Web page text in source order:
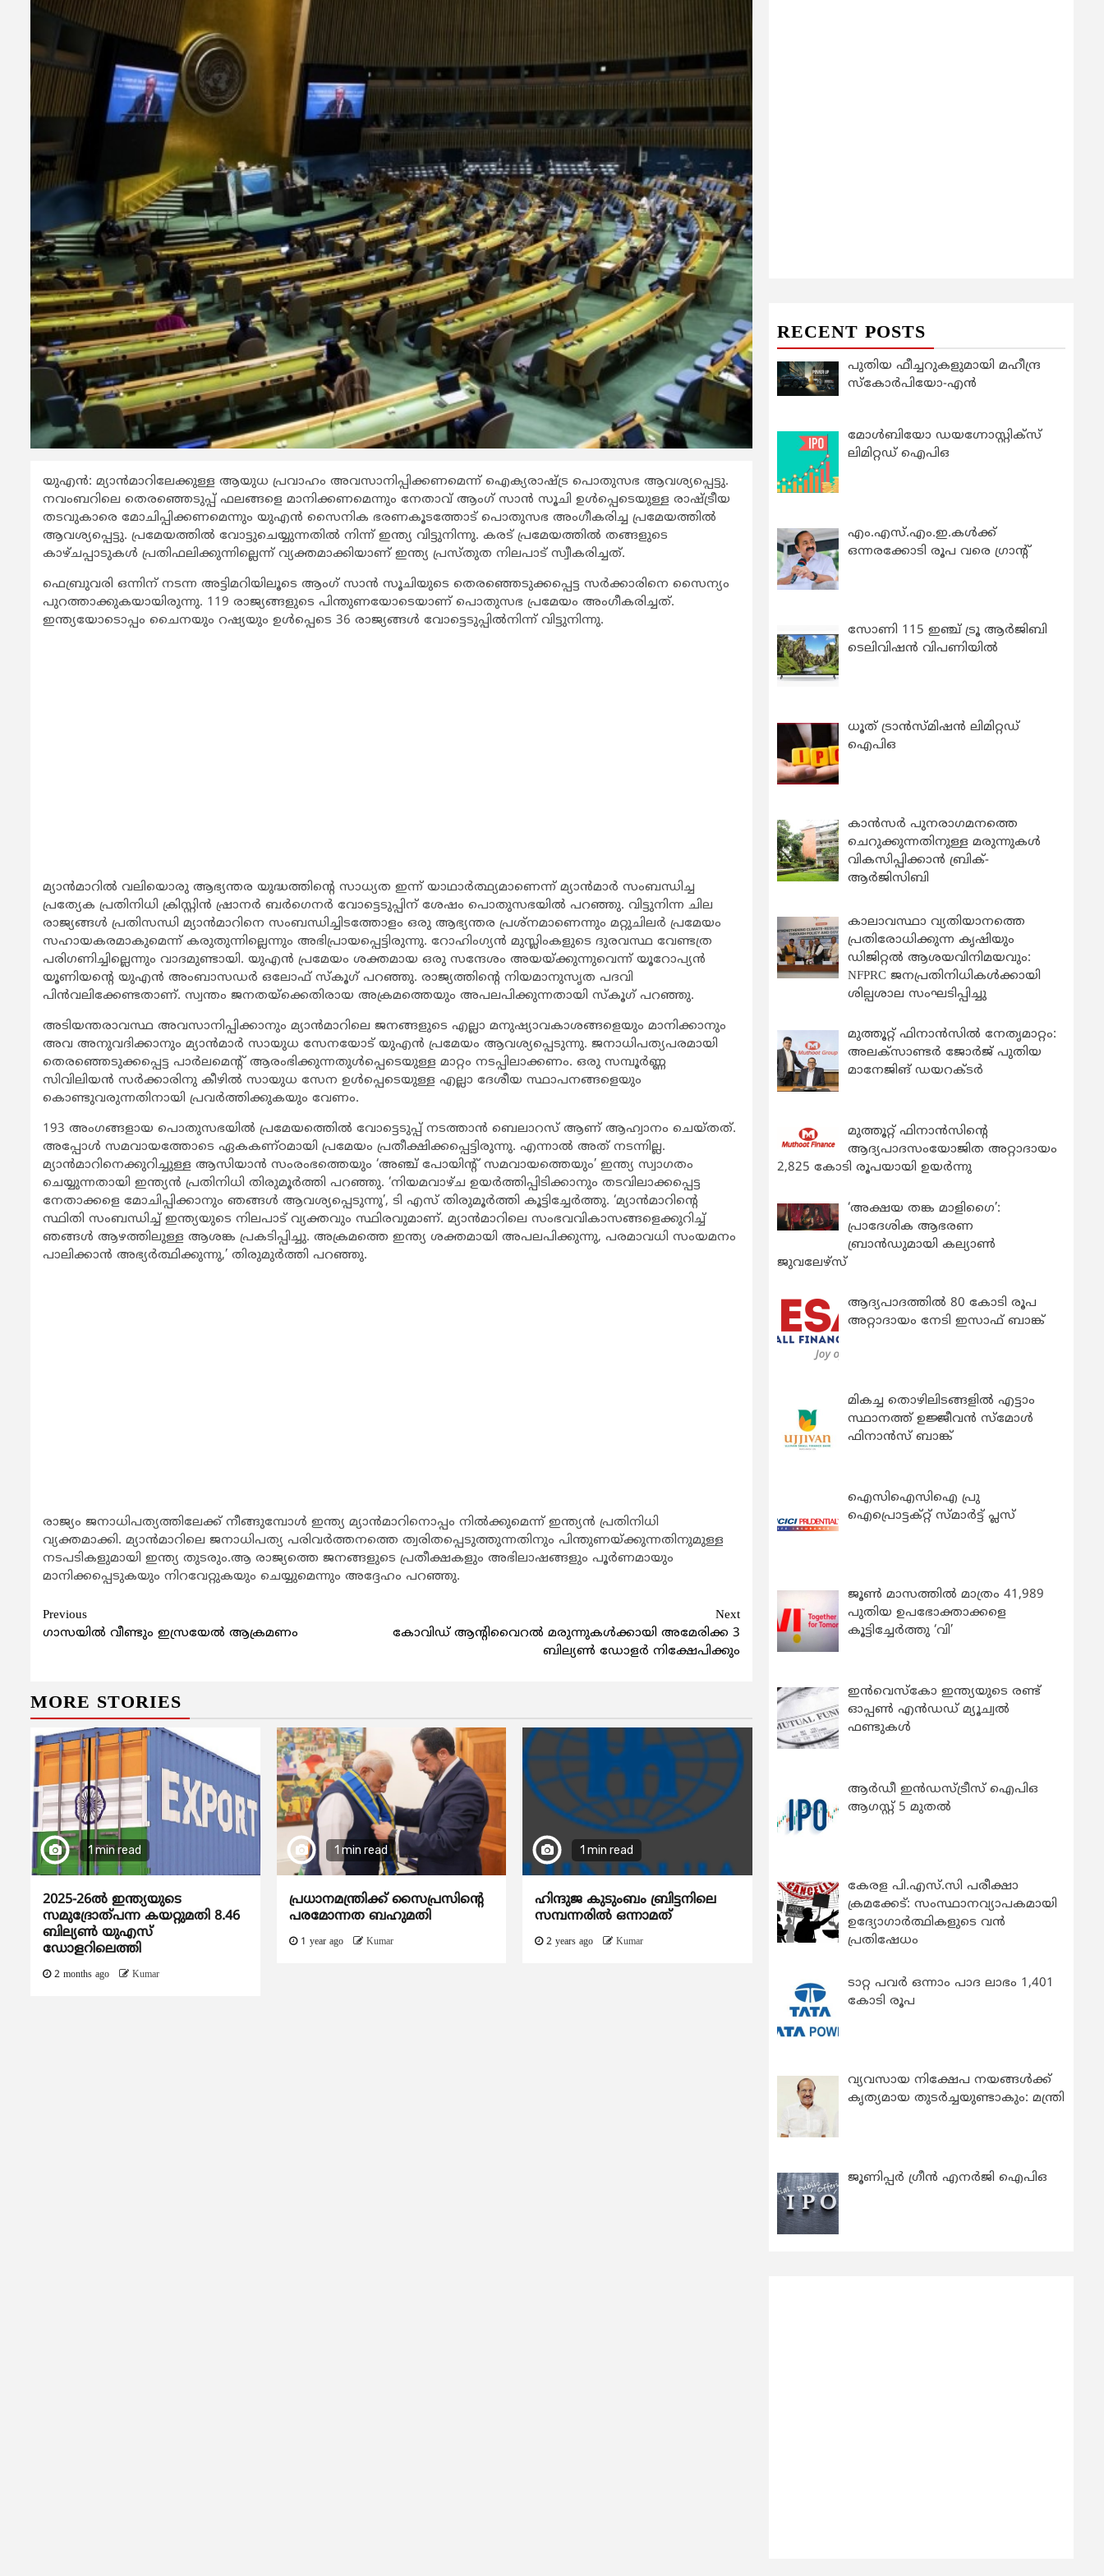
യുഎന്‍: മ്യാന്‍മാറിലേക്കുള്ള ആയുധ പ്രവാഹം അവസാനിപ്പിക്കണമെന്ന് ഐക്യരാഷ്ട്ര പൊതുസഭ ആവശ്യപ്പെട്ടു.
നവംബറിലെ തെരഞ്ഞെടുപ്പ് ഫലങ്ങളെ മാനിക്കണമെന്നും നേതാവ് ആംഗ് സാന്‍ സൂചി ഉള്‍പ്പെടെയുള്ള രാഷ്ട്രീയ
തടവുകാരെ മോചിപ്പിക്കണമെന്നും യുഎന്‍ സൈനിക ഭരണകൂടത്തോട് പൊതുസഭ അംഗീകരിച്ച പ്രമേയത്തില്‍
ആവശ്യപ്പെട്ടു. പ്രമേയത്തില്‍ വോട്ടുചെയ്യുന്നതില്‍ നിന്ന് ഇന്ത്യ വിട്ടുനിന്നു. കരട് പ്രമേയത്തില്‍ തങ്ങളുടെ
കാഴ്ചപ്പാടുകള്‍ പ്രതിഫലിക്കുന്നില്ലെന്ന് വ്യക്തമാക്കിയാണ് ഇന്ത്യ പ്രസ്തുത നിലപാട് സ്വീകരിച്ചത്.
ഫെബ്രുവരി ഒന്നിന് നടന്ന അട്ടിമറിയിലൂടെ ആംഗ് സാന്‍ സൂചിയുടെ തെരഞ്ഞെടുക്കപ്പെട്ട സര്‍ക്കാരിനെ സൈന്യം
പുറത്താക്കുകയായിരുന്നു. 119 രാജ്യങ്ങളുടെ പിന്തുണയോടെയാണ് പൊതുസഭ പ്രമേയം അംഗീകരിച്ചത്.
ഇന്ത്യയോടൊപ്പം ചൈനയും റഷ്യയും ഉള്‍പ്പെടെ 36 രാജ്യങ്ങള്‍ വോട്ടെടുപ്പില്‍നിന്ന് വിട്ടുനിന്നു.
മ്യാന്‍മാറില്‍ വലിയൊരു ആഭ്യന്തര യുദ്ധത്തിന്‍റെ സാധ്യത ഇന്ന് യാഥാര്‍ത്ഥ്യമാണെന്ന് മ്യാന്‍മാര്‍ സംബന്ധിച്ച
പ്രത്യേക പ്രതിനിധി ക്രിസ്റ്റിന്‍ ഷ്രാനര്‍ ബര്‍ഗെനര്‍ വോട്ടെടുപ്പിന് ശേഷം പൊതുസഭയില്‍ പറഞ്ഞു. വിട്ടുനിന്ന ചില
രാജ്യങ്ങള്‍ പ്രതിസന്ധി മ്യാന്‍മാറിനെ സംബന്ധിച്ചിടത്തോളം ഒരു ആഭ്യന്തര പ്രശ്നമാണെന്നും മറ്റുചിലര്‍ പ്രമേയം
സഹായകരമാകുമെന്ന് കരുതുന്നില്ലെന്നും അഭിപ്രായപ്പെട്ടിരുന്നു. റോഹിംഗ്യന്‍ മുസ്ലിംകളുടെ ദുരവസ്ഥ വേണ്ടത്ര
പരിഗണിച്ചില്ലെന്നും വാദമുണ്ടായി. യുഎന്‍ പ്രമേയം ശക്തമായ ഒരു സന്ദേശം അയയ്ക്കുന്നുവെന്ന് യൂറോപ്യന്‍
യൂണിയന്‍റെ യുഎന്‍ അംബാസഡര്‍ ഒലോഫ് സ്കൂഗ് പറഞ്ഞു. രാജ്യത്തിന്‍റെ നിയമാനുസൃത പദവി
പിന്‍വലിക്കേണ്ടതാണ്. സ്വന്തം ജനതയ്ക്കെതിരായ അക്രമത്തെയും അപലപിക്കുന്നതായി സ്കൂഗ് പറഞ്ഞു.
അടിയന്തരാവസ്ഥ അവസാനിപ്പിക്കാനും മ്യാന്‍മാറിലെ ജനങ്ങളുടെ എല്ലാ മനുഷ്യാവകാശങ്ങളെയും മാനിക്കാനും
അവ അനുവദിക്കാനും മ്യാന്‍മാര്‍ സായുധ സേനയോട് യുഎന്‍ പ്രമേയം ആവശ്യപ്പെടുന്നു. ജനാധിപത്യപരമായി
തെരഞ്ഞെടുക്കപ്പെട്ട പാര്‍ലമെന്‍റ് ആരംഭിക്കുന്നതുള്‍പ്പെടെയുള്ള മാറ്റം നടപ്പിലാക്കണം. ഒരു സമ്പൂര്‍ണ്ണ
സിവിലിയന്‍ സര്‍ക്കാരിനു കീഴില്‍ സായുധ സേന ഉള്‍പ്പെടെയുള്ള എല്ലാ ദേശീയ സ്ഥാപനങ്ങളെയും
കൊണ്ടുവരുന്നതിനായി പ്രവര്‍ത്തിക്കുകയും വേണം.
193 അംഗങ്ങളായ പൊതുസഭയില്‍ പ്രമേയത്തെില്‍ വോട്ടെടുപ്പ് നടത്താന്‍ ബെലാറസ് ആണ് ആഹ്വാനം ചെയ്തത്.
അപ്പോള്‍ സമവായത്തോടെ ഏകകണ്ഠമായി പ്രമേയം പ്രതീക്ഷിക്കപ്പെട്ടിരുന്നു. എന്നാല്‍ അത് നടന്നില്ല.
മ്യാന്‍മാറിനെക്കുറിച്ചുള്ള ആസിയാന്‍ സംരംഭത്തെയും ‘അഞ്ച് പോയിന്‍റ് സമവായത്തെയും’ ഇന്ത്യ സ്വാഗതം
ചെയ്യുന്നതായി ഇന്ത്യന്‍ പ്രതിനിധി തിരുമൂര്‍ത്തി പറഞ്ഞു. ‘നിയമവാഴ്ച ഉയര്‍ത്തിപ്പിടിക്കാനും തടവിലാക്കപ്പെട്ട
നേതാക്കളെ മോചിപ്പിക്കാനും ഞങ്ങള്‍ ആവശ്യപ്പെടുന്നു’, ടി എസ് തിരുമൂര്‍ത്തി കൂട്ടിച്ചേര്‍ത്തു. ‘മ്യാന്‍മാറിന്‍റെ
സ്ഥിതി സംബന്ധിച്ച് ഇന്ത്യയുടെ നിലപാട് വ്യക്തവും സ്ഥിരവുമാണ്. മ്യാന്‍മാറിലെ സംഭവവികാസങ്ങളെക്കുറിച്ച്
ഞങ്ങള്‍ ആഴത്തിലുള്ള ആശങ്ക പ്രകടിപ്പിച്ചു. അക്രമത്തെ ഇന്ത്യ ശക്തമായി അപലപിക്കുന്നു, പരമാവധി സംയമനം
പാലിക്കാന്‍ അഭ്യര്‍ത്ഥിക്കുന്നു,’ തിരുമുര്‍ത്തി പറഞ്ഞു.
രാജ്യം ജനാധിപത്യത്തിലേക്ക് നീങ്ങുമ്പോള്‍ ഇന്ത്യ മ്യാന്‍മാറിനൊപ്പം നില്‍ക്കുമെന്ന് ഇന്ത്യന്‍ പ്രതിനിധി
വ്യക്തമാക്കി. മ്യാന്‍മാറിലെ ജനാധിപത്യ പരിവര്‍ത്തനത്തെ ത്വരിതപ്പെടുത്തുന്നതിനും പിന്തുണയ്ക്കുന്നതിനുമുള്ള
നടപടികളുമായി ഇന്ത്യ തുടരും.ആ രാജ്യത്തെ ജനങ്ങളുടെ പ്രതീക്ഷകളും അഭിലാഷങ്ങളും പൂര്‍ണമായും
മാനിക്കപ്പെടുകയും നിറവേറ്റുകയും ചെയ്യുമെന്നും അദ്ദേഹം പറഞ്ഞു.
Continue
Reading
Previous
ഗാസയില്‍ വീണ്ടും ഇസ്രയേല്‍ ആക്രമണം
Next
കോവിഡ് ആന്റിവൈറല്‍ മരുന്നുകള്‍ക്കായി അമേരിക്ക 3
ബില്യണ്‍ ഡോളര്‍ നിക്ഷേപിക്കും
MORE STORIES
1 min read
2025-26ൽ ഇന്ത്യയുടെ
സമുദ്രോത്പന്ന കയറ്റുമതി 8.46
ബില്യൺ യുഎസ്
ഡോളറിലെത്തി
2 months ago Kumar
1 min read
പ്രധാനമന്ത്രിക്ക് സൈപ്രസിന്റെ ​
പരമോന്നത ബഹുമതി
1 year ago Kumar
1 min read
ഹിന്ദുജ കുടുംബം ബ്രിട്ടനിലെ
സമ്പന്നരില്‍ ഒന്നാമത്
2 years ago Kumar
RECENT POSTS
പുതിയ ഫീച്ചറുകളുമായി മഹീന്ദ്ര
സ്കോർപിയോ-എൻ
മോൾബിയോ ഡയഗ്നോസ്റ്റിക്സ്
ലിമിറ്റഡ് ഐപിഒ
എം.എസ്.എം.ഇ.കൾക്ക്
ഒന്നരക്കോടി രൂപ വരെ ഗ്രാന്റ്
സോണി 115 ഇഞ്ച് ട്രൂ ആർജിബി
ടെലിവിഷൻ വിപണിയിൽ
ധൂത് ട്രാൻസ്മിഷൻ ലിമിറ്റഡ്
ഐപിഒ
കാന്‍സര്‍ പുനരാഗമനത്തെ
ചെറുക്കുന്നതിനുള്ള മരുന്നുകള്‍
വികസിപ്പിക്കാന്‍ ബ്രിക്-
ആര്‍ജിസിബി
കാലാവസ്ഥാ വ്യതിയാനത്തെ
പ്രതിരോധിക്കുന്ന കൃഷിയും
ഡിജിറ്റൽ ആശയവിനിമയവും:
NFPRC ജനപ്രതിനിധികൾക്കായി
ശില്പശാല സംഘടിപ്പിച്ചു
മുത്തൂറ്റ് ഫിനാൻസിൽ നേതൃമാറ്റം:
അലക്സാണ്ടർ ജോർജ് പുതിയ
മാനേജിങ് ഡയറക്ടർ
മുത്തൂറ്റ് ഫിനാൻസിന്റെ
ആദ്യപാദസംയോജിത അറ്റാദായം
2,825 കോടി രൂപയായി ഉയർന്നു
‘അക്ഷയ തങ്ക മാളിഗൈ’:
പ്രാദേശിക ആഭരണ
ബ്രാന്‍ഡുമായി കല്യാണ്‍
ജുവലേഴ്‌സ്
ആദ്യപാദത്തിൽ 80 കോടി രൂപ
അറ്റാദായം നേടി ഇസാഫ് ബാങ്ക്
മികച്ച തൊഴിലിടങ്ങളിൽ എട്ടാം
സ്ഥാനത്ത് ഉജ്ജീവൻ സ്മോൾ
ഫിനാൻസ് ബാങ്ക്
ഐസിഐസിഐ പ്രു
ഐപ്രൊട്ടക്റ്റ് സ്മാർട്ട് പ്ലസ്
ജൂൺ മാസത്തിൽ മാത്രം 41,989
പുതിയ ഉപഭോക്താക്കളെ
കൂട്ടിച്ചേർത്തു ‘വി’
ഇന്‍വെസ്കോ ഇന്ത്യയുടെ രണ്ട്
ഓപ്പണ്‍ എന്‍ഡഡ് മ്യൂച്വല്‍
ഫണ്ടുകള്‍
ആർഡീ ഇൻഡസ്ട്രീസ് ഐപിഒ
ആഗസ്റ്റ് 5 മുതൽ
കേരള പി.എസ്.സി പരീക്ഷാ
ക്രമക്കേട്: സംസ്ഥാനവ്യാപകമായി
ഉദ്യോഗാര്‍ത്ഥികളുടെ വന്‍
പ്രതിഷേധം
ടാറ്റ പവർ ഒന്നാം പാദ ലാഭം 1,401
കോടി രൂപ
വ്യവസായ നിക്ഷേപ നയങ്ങള്‍ക്ക്
കൃത്യമായ തുടര്‍ച്ചയുണ്ടാകും: മന്ത്രി
ജൂണിപ്പർ ഗ്രീൻ എനർജി ഐപിഒ